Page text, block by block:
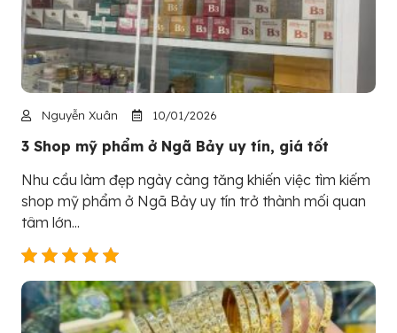
Nguyễn Xuân 10/01/2026
3 Shop mỹ phẩm ở Ngã Bảy uy tín, giá tốt
Nhu cầu làm đẹp ngày càng tăng khiến việc tìm kiếm
shop mỹ phẩm ở Ngã Bảy uy tín trở thành mối quan
tâm lớn...